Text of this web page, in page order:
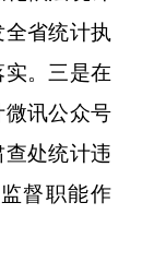
省统计执
。三是在
讯公众号
处统计违
督职能作